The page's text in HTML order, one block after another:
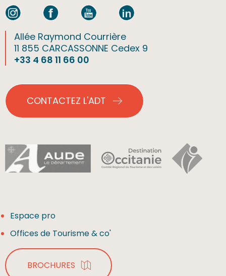
Allée Raymond Courrière
11 855 CARCASSONNE Cedex 9
+33 4 68 11 66 00
CONTACTEZ L'ADT
Espace pro
Offices de Tourisme & co'
BROCHURES